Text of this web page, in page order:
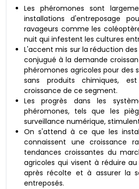
Les phéromones sont
installations d'entreposage
ravageurs comme les
nuit qui infestent les cultures
L'accent mis sur la réduction
conjugué à la demande
phéromones agricoles pour des
sans produits chimiques,
croissance de ce segment.
Les progrès dans les
phéromones, tels que les
surveillance numérique,
On s'attend à ce que les
connaissent une croissance
tendances croissantes du
agricoles qui visent à réduire
après récolte et à assurer la
entreposés.